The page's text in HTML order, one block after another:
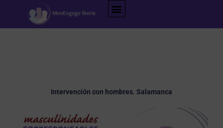
contenido
Intervención con hombres. Salamanca